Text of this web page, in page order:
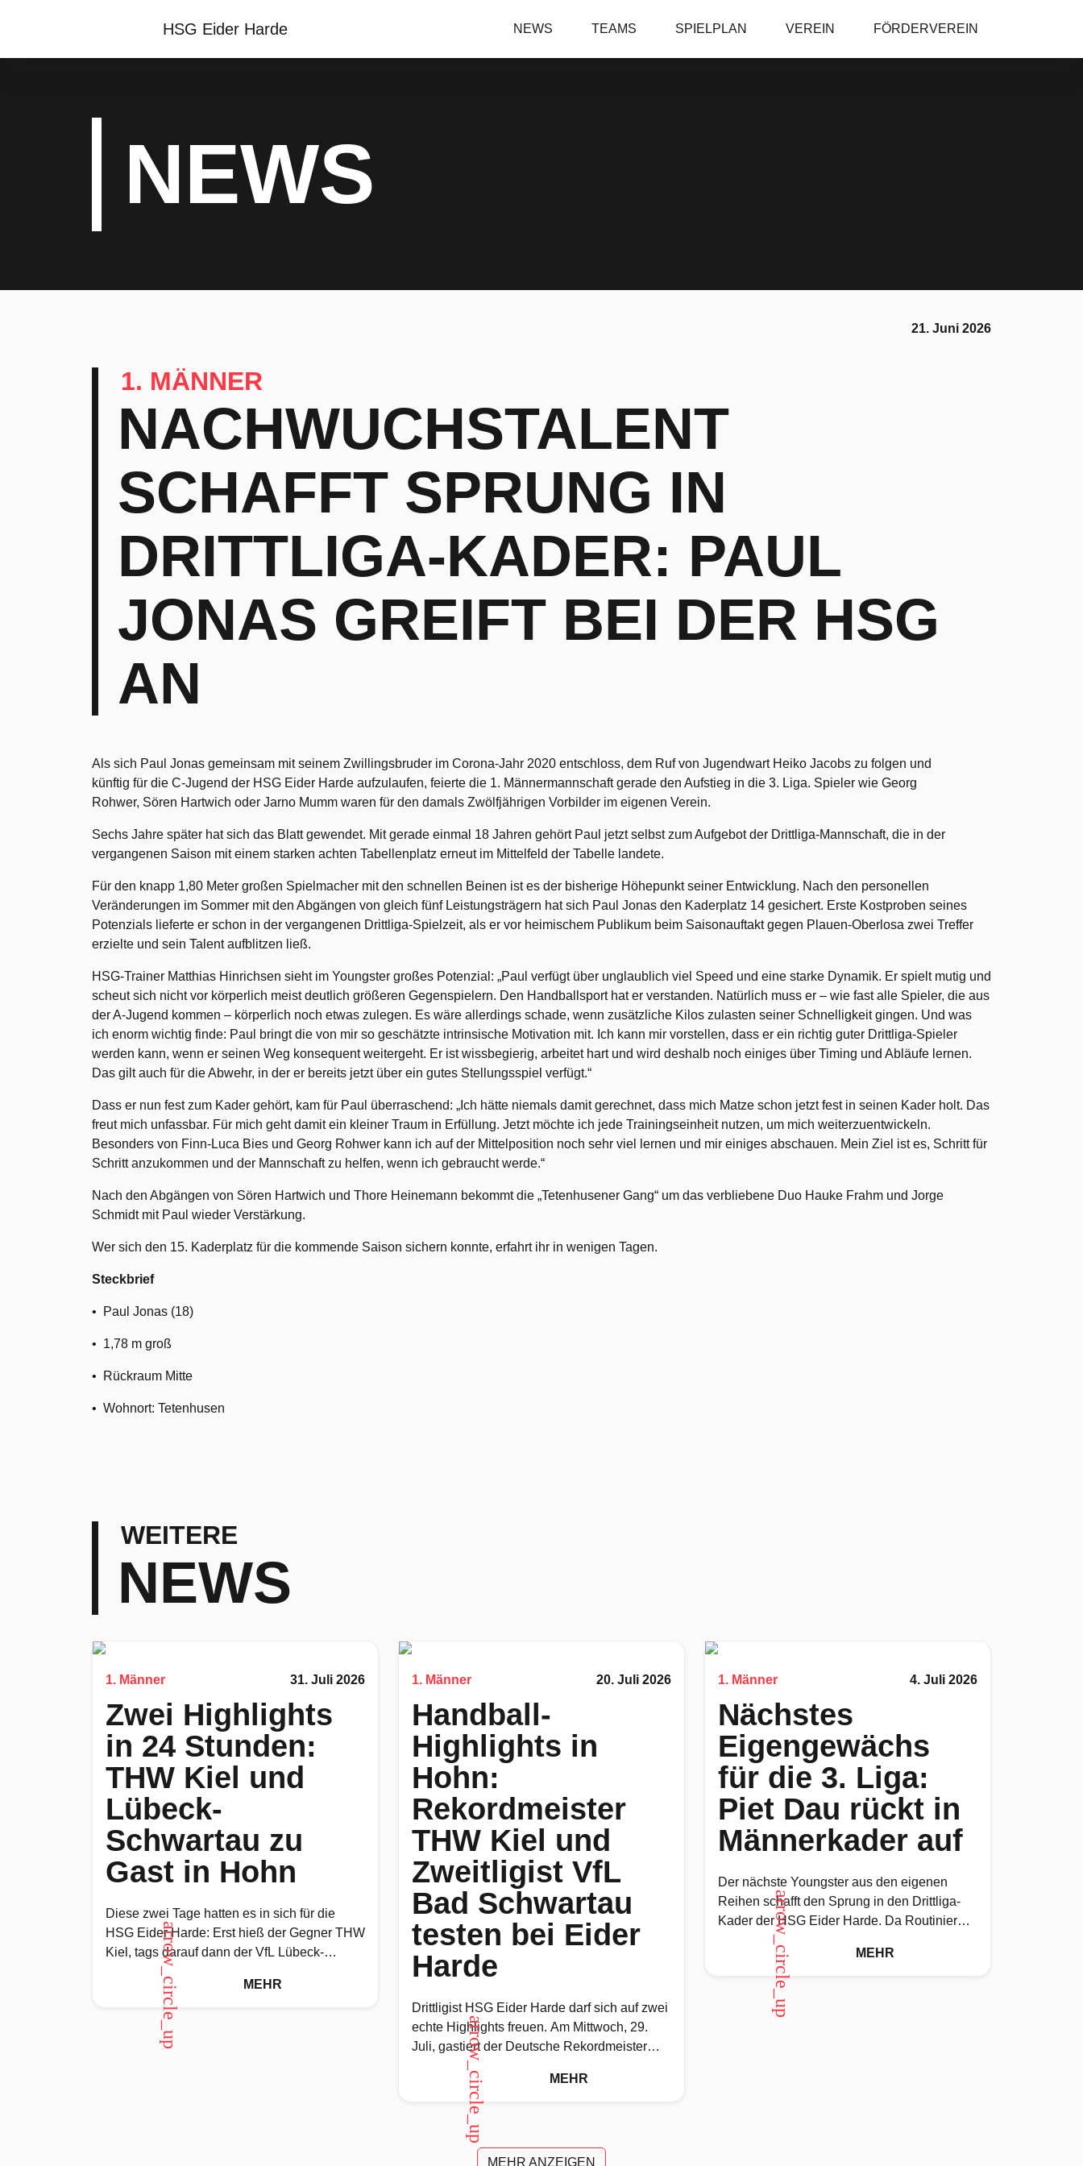
HSG Eider Harde NEWS TEAMS SPIELPLAN VEREIN FÖRDERVEREIN
NEWS
21. Juni 2026
1. MÄNNER
NACHWUCHSTALENT
SCHAFFT SPRUNG IN
DRITTLIGA-KADER: PAUL
JONAS GREIFT BEI DER HSG
AN
Als sich Paul Jonas gemeinsam mit seinem Zwillingsbruder im Corona-Jahr 2020 entschloss, dem Ruf von Jugendwart Heiko Jacobs zu folgen und
künftig für die C-Jugend der HSG Eider Harde aufzulaufen, feierte die 1. Männermannschaft gerade den Aufstieg in die 3. Liga. Spieler wie Georg
Rohwer, Sören Hartwich oder Jarno Mumm waren für den damals Zwölfjährigen Vorbilder im eigenen Verein.
Sechs Jahre später hat sich das Blatt gewendet. Mit gerade einmal 18 Jahren gehört Paul jetzt selbst zum Aufgebot der Drittliga-Mannschaft, die in der
vergangenen Saison mit einem starken achten Tabellenplatz erneut im Mittelfeld der Tabelle landete.
Für den knapp 1,80 Meter großen Spielmacher mit den schnellen Beinen ist es der bisherige Höhepunkt seiner Entwicklung. Nach den personellen
Veränderungen im Sommer mit den Abgängen von gleich fünf Leistungsträgern hat sich Paul Jonas den Kaderplatz 14 gesichert. Erste Kostproben seines
Potenzials lieferte er schon in der vergangenen Drittliga-Spielzeit, als er vor heimischem Publikum beim Saisonauftakt gegen Plauen-Oberlosa zwei Treffer
erzielte und sein Talent aufblitzen ließ.
HSG-Trainer Matthias Hinrichsen sieht im Youngster großes Potenzial: „Paul verfügt über unglaublich viel Speed und eine starke Dynamik. Er spielt mutig und
scheut sich nicht vor körperlich meist deutlich größeren Gegenspielern. Den Handballsport hat er verstanden. Natürlich muss er – wie fast alle Spieler, die aus
der A-Jugend kommen – körperlich noch etwas zulegen. Es wäre allerdings schade, wenn zusätzliche Kilos zulasten seiner Schnelligkeit gingen. Und was
ich enorm wichtig finde: Paul bringt die von mir so geschätzte intrinsische Motivation mit. Ich kann mir vorstellen, dass er ein richtig guter Drittliga-Spieler
werden kann, wenn er seinen Weg konsequent weitergeht. Er ist wissbegierig, arbeitet hart und wird deshalb noch einiges über Timing und Abläufe lernen.
Das gilt auch für die Abwehr, in der er bereits jetzt über ein gutes Stellungsspiel verfügt.“
Dass er nun fest zum Kader gehört, kam für Paul überraschend: „Ich hätte niemals damit gerechnet, dass mich Matze schon jetzt fest in seinen Kader holt. Das
freut mich unfassbar. Für mich geht damit ein kleiner Traum in Erfüllung. Jetzt möchte ich jede Trainingseinheit nutzen, um mich weiterzuentwickeln.
Besonders von Finn-Luca Bies und Georg Rohwer kann ich auf der Mittelposition noch sehr viel lernen und mir einiges abschauen. Mein Ziel ist es, Schritt für
Schritt anzukommen und der Mannschaft zu helfen, wenn ich gebraucht werde.“
Nach den Abgängen von Sören Hartwich und Thore Heinemann bekommt die „Tetenhusener Gang“ um das verbliebene Duo Hauke Frahm und Jorge
Schmidt mit Paul wieder Verstärkung.
Wer sich den 15. Kaderplatz für die kommende Saison sichern konnte, erfahrt ihr in wenigen Tagen.
Steckbrief
•⁠ ⁠Paul Jonas (18)
•⁠ ⁠1,78 m groß
•⁠ ⁠Rückraum Mitte
•⁠ ⁠Wohnort: Tetenhusen
WEITERE
NEWS
1. Männer 31. Juli 2026
Zwei Highlights
in 24 Stunden:
THW Kiel und
Lübeck-
Schwartau zu
Gast in Hohn
Diese zwei Tage hatten es in sich für die
HSG Eider Harde: Erst hieß der Gegner THW
Kiel, tags darauf dann der VfL Lübeck-
Schwartau. Viel
arrow_circle_up MEHR
1. Männer 20. Juli 2026
Handball-
Highlights in
Hohn:
Rekordmeister
THW Kiel und
Zweitligist VfL
Bad Schwartau
testen bei Eider
Harde
Drittligist HSG Eider Harde darf sich auf zwei
echte Highlights freuen. Am Mittwoch, 29.
Juli, gastiert der Deutsche Rekordmeister
THW Kiel um 19 Uhr zu
arrow_circle_up MEHR
1. Männer 4. Juli 2026
Nächstes
Eigengewächs
für die 3. Liga:
Piet Dau rückt in
Männerkader auf
Der nächste Youngster aus den eigenen
Reihen schafft den Sprung in den Drittliga-
Kader der HSG Eider Harde. Da Routinier
Jarno Mumm in der neuen Saison
arrow_circle_up MEHR
MEHR ANZEIGEN